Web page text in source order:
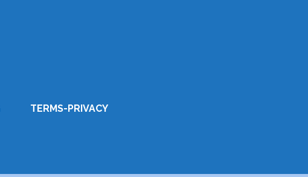
TERMS-PRIVACY